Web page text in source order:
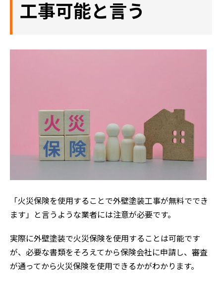
工事可能と言う
「火災保険を使用することで外壁塗装工事が無料ででき
ます」と言うような業者には注意が必要です。
実際に外壁塗装で火災保険を使用することは可能です
が、必要な書類をそろえてから保険会社に申請し、審査
が通ってから火災保険を使用できるかがわかります。